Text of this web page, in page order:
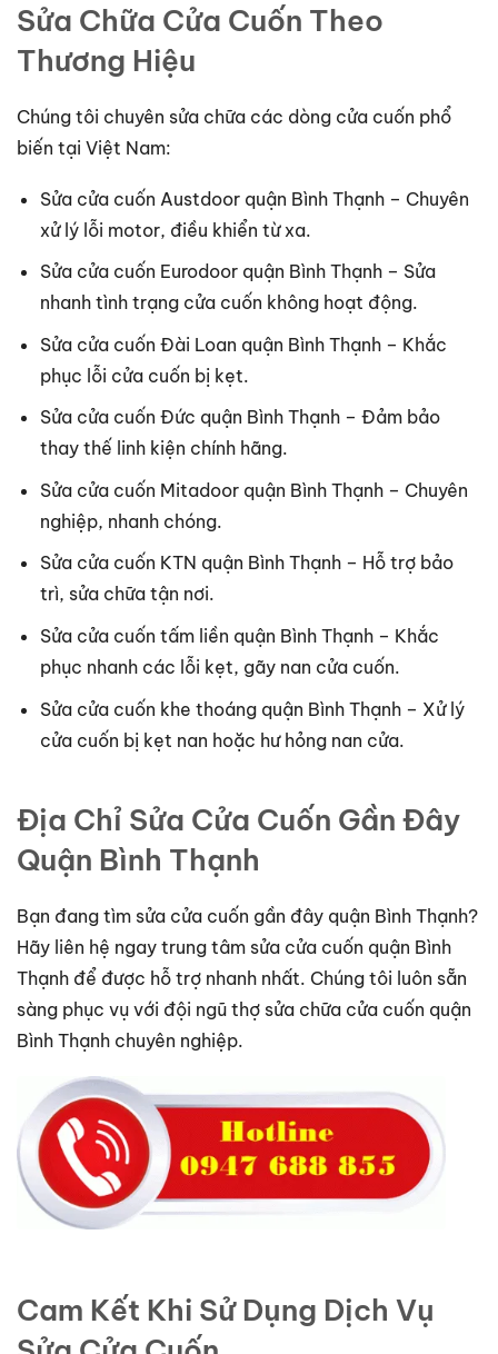
Sửa Chữa Cửa Cuốn Theo
Thương Hiệu
Chúng tôi chuyên sửa chữa các dòng cửa cuốn phổ
biến tại Việt Nam:
Sửa cửa cuốn Austdoor quận Bình Thạnh – Chuyên
xử lý lỗi motor, điều khiển từ xa.
Sửa cửa cuốn Eurodoor quận Bình Thạnh – Sửa
nhanh tình trạng cửa cuốn không hoạt động.
Sửa cửa cuốn Đài Loan quận Bình Thạnh – Khắc
phục lỗi cửa cuốn bị kẹt.
Sửa cửa cuốn Đức quận Bình Thạnh – Đảm bảo
thay thế linh kiện chính hãng.
Sửa cửa cuốn Mitadoor quận Bình Thạnh – Chuyên
nghiệp, nhanh chóng.
Sửa cửa cuốn KTN quận Bình Thạnh – Hỗ trợ bảo
trì, sửa chữa tận nơi.
Sửa cửa cuốn tấm liền quận Bình Thạnh – Khắc
phục nhanh các lỗi kẹt, gãy nan cửa cuốn.
Sửa cửa cuốn khe thoáng quận Bình Thạnh – Xử lý
cửa cuốn bị kẹt nan hoặc hư hỏng nan cửa.
Địa Chỉ Sửa Cửa Cuốn Gần Đây
Quận Bình Thạnh
Bạn đang tìm sửa cửa cuốn gần đây quận Bình Thạnh?
Hãy liên hệ ngay trung tâm sửa cửa cuốn quận Bình
Thạnh để được hỗ trợ nhanh nhất. Chúng tôi luôn sẵn
sàng phục vụ với đội ngũ thợ sửa chữa cửa cuốn quận
Bình Thạnh chuyên nghiệp.
Cam Kết Khi Sử Dụng Dịch Vụ